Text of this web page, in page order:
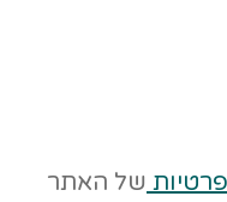
של האתר